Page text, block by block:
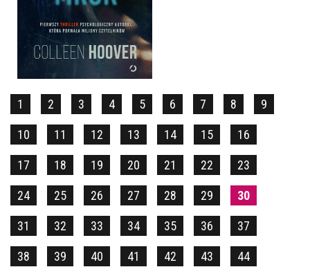
OPRAWA MIĘKKA ZE SKRZYDEŁKAMI
39,90 ZŁ
1 2 3 4 5 6 7 8 9
10 11 12 13 14 15 16
17 18 19 20 21 22 23
24 25 26 27 28 29 30
31 32 33 34 35 36 37
38 39 40 41 42 43 44